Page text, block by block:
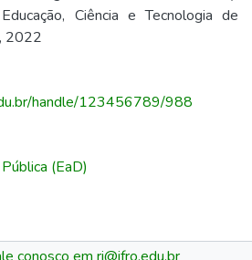
Ciência e Tecnologia de
2022
handle/123456789/988
(EaD)